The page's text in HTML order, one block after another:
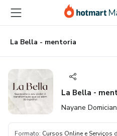
para
conteúdo
principal
para
pagamento
para
rodapé
La Bella - mentoria
La Bella -
Nayane
Formato: Cursos Online e Serviços